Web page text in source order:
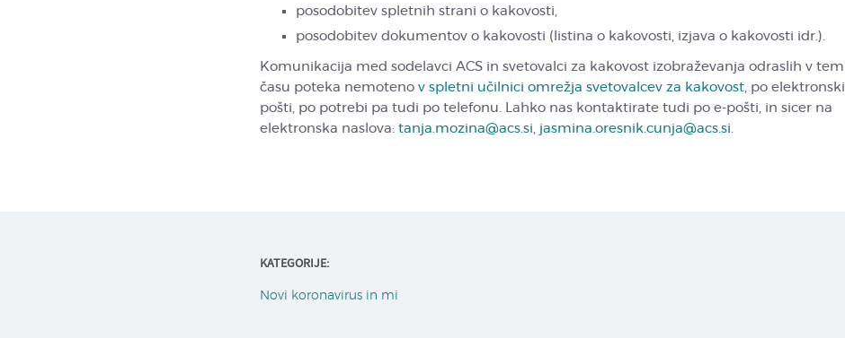
posodobitev spletnih strani o kakovosti,
posodobitev dokumentov o kakovosti (listina o kakovosti, izjava o kakovosti idr.).
Komunikacija med sodelavci ACS in svetovalci za kakovost izobraževanja odraslih v tem
času poteka nemoteno v spletni učilnici omrežja svetovalcev za kakovost, po elektronski
pošti, po potrebi pa tudi po telefonu. Lahko nas kontaktirate tudi po e-pošti, in sicer na
elektronska naslova: tanja.mozina@acs.si, jasmina.oresnik.cunja@acs.si.
KATEGORIJE:
Novi koronavirus in mi